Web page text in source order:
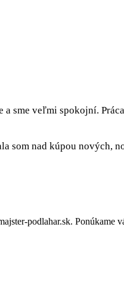
sme veľmi spokojní.
som nad kúpou nových,
podlahar.sk. Ponúkame